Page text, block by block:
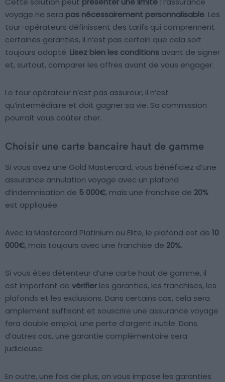
voyage ne sera pas nécessairement personnalisable. Les
tour-opérateurs définissent des tarifs qui comprennent
certaines garanties, il n’est pas certain que cela soit
toujours adapté. Lisez bien les conditions avant de signer
et, surtout, comparer les offres avant de vous engager.
Le tour opérateur n’est pas assureur, il n’est
qu’intermédiaire et doit gagner sa vie. Sa commission
pourrait vous coûter cher.
Choisir une carte bancaire haut de gamme
Si vous avez une Gold Mastercard, vous bénéficiez d’une
assurance annulation voyage avec un plafond
d’indemnisation de 5 000€, mais une franchise de 20%
est appliquée.
Avec la Mastercard Platinium ou Elite, le plafond est de 10
000€, mais toujours avec une franchise de 20%.
Si vous êtes détenteur d’une carte haut de gamme, il
est important de vérifier les garanties, les franchises, les
plafonds et les exclusions. Dans certains cas, cela sera
amplement suffisant et souscrire une assurance voyage
fera double emploi, une perte d’argent inutile. Dans
d’autres cas, une garantie complémentaire sera
judicieuse.
En outre, une fois de plus, on vous impose les garanties